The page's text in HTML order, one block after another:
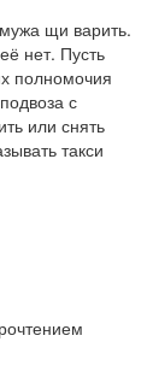
щи варить.
нет. Пусть
полномочия
с
или снять
такси